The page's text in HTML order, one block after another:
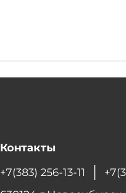
Контакты
+7(383) 256-13-11